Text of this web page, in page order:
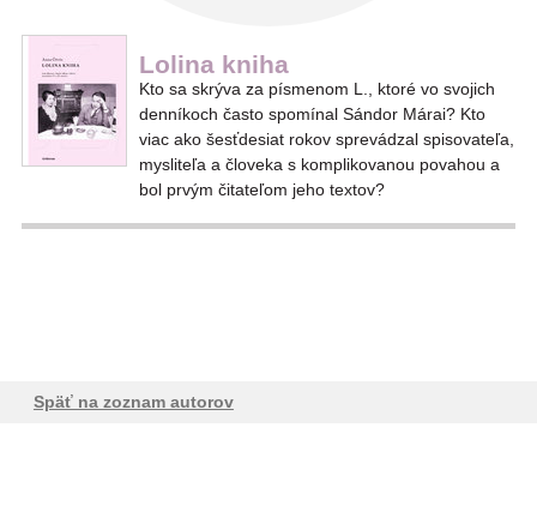
Lolina kniha
Kto sa skrýva za písmenom L., ktoré vo svojich
denníkoch často spomínal Sándor Márai? Kto
viac ako šesťdesiat rokov sprevádzal spisovateľa,
mysliteľa a človeka s komplikovanou povahou a
bol prvým čitateľom jeho textov?
Späť na zoznam autorov